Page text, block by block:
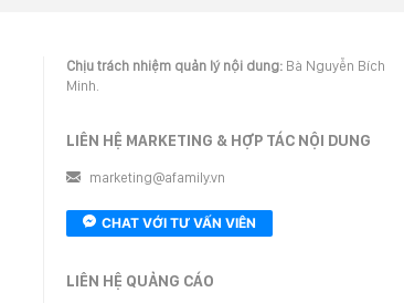
Chịu trách nhiệm quản lý nội dung: Bà Nguyễn Bích
Minh.
LIÊN HỆ MARKETING & HỢP TÁC NỘI DUNG
marketing@afamily.vn
CHAT VỚI TƯ VẤN VIÊN
LIÊN HỆ QUẢNG CÁO